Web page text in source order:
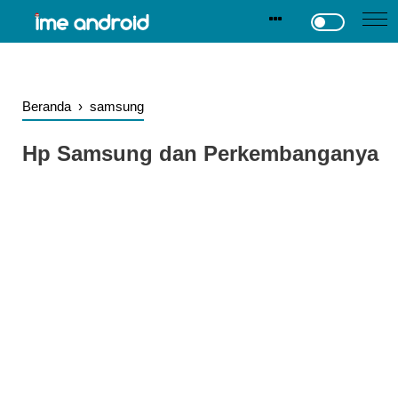
Beranda › samsung
Hp Samsung dan Perkembanganya